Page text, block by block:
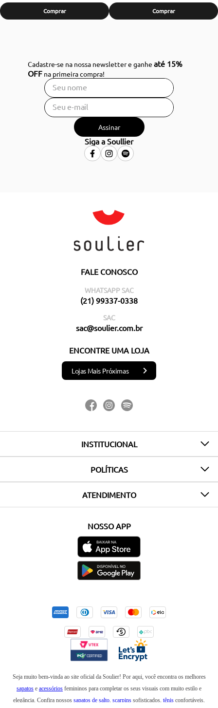
Comprar Comprar
Cadastre-se na nossa newsletter e ganheaté 15%
OFF na primeira compra!
Assinar
Siga a Soullier
FALE CONOSCO
WHATSAPP SAC
(21) 99337-0338
SAC
sac@soulier.com.br
ENCONTRE UMA LOJA
Lojas Mais Próximas
INSTITUCIONAL
POLÍTICAS
ATENDIMENTO
NOSSO APP
Seja muito bem-vinda ao site oficial da Soulier! Por aqui, você encontra os melhores
sapatos e acessórios femininos para completar os seus visuais com muito estilo e
elegância. Confira nossos sapatos de salto, scarpins sofisticados, tênis confortáveis,